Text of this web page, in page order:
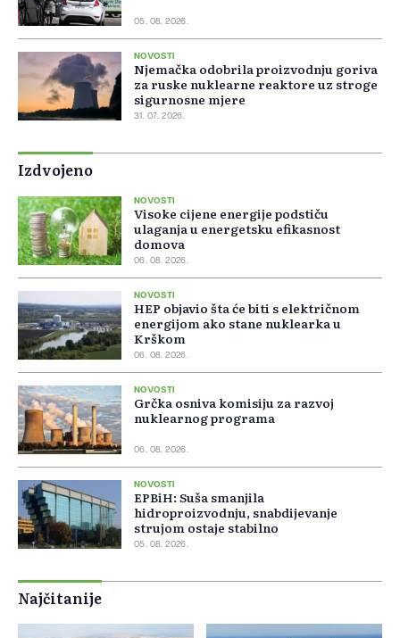
05. 08. 2026.
NOVOSTI
Njemačka odobrila proizvodnju goriva
za ruske nuklearne reaktore uz stroge
sigurnosne mjere
31. 07. 2026.
Izdvojeno
NOVOSTI
Visoke cijene energije podstiču
ulaganja u energetsku efikasnost
domova
06. 08. 2026.
NOVOSTI
HEP objavio šta će biti s električnom
energijom ako stane nuklearka u
Krškom
06. 08. 2026.
NOVOSTI
Grčka osniva komisiju za razvoj
nuklearnog programa
06. 08. 2026.
NOVOSTI
EPBiH: Suša smanjila
hidroproizvodnju, snabdijevanje
strujom ostaje stabilno
05. 08. 2026.
Najčitanije